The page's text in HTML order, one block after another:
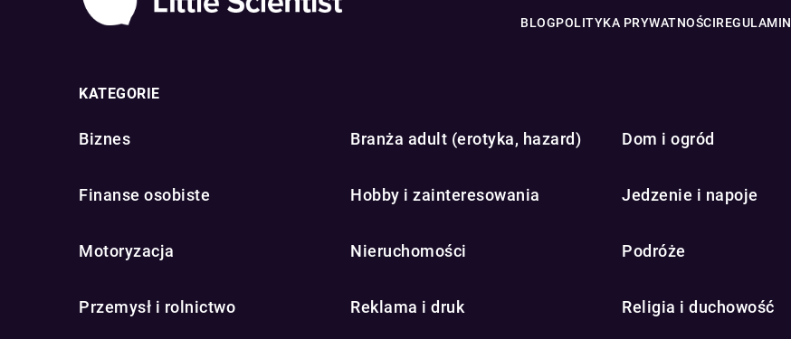
BLOGPOLITYKA PRYWATNOŚCIREGULAMIN
KATEGORIE
Biznes Branża adult (erotyka, hazard) Dom i ogród
Finanse osobiste Hobby i zainteresowania Jedzenie i napoje
Motoryzacja Nieruchomości Podróże
Przemysł i rolnictwo Reklama i druk Religia i duchowość